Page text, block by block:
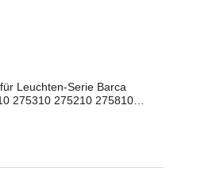
Leuchten-Serie Barca
275310 275210 275810